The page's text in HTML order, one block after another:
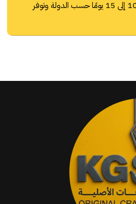
تتراوح مدة الشحن من 10 إلى 15 يومًا حسب الدولة وتوفر